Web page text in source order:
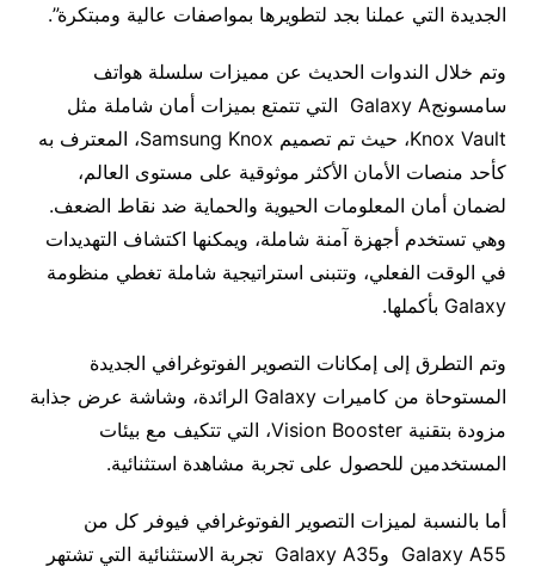
الجديدة التي عملنا بجد لتطويرها بمواصفات عالية ومبتكرة”.
وتم خلال الندوات الحديث عن مميزات سلسلة هواتف
سامسونجGalaxy A التي تتمتع بميزات أمان شاملة مثل
Knox Vault، حيث تم تصميم Samsung Knox، المعترف به
كأحد منصات الأمان الأكثر موثوقية على مستوى العالم،
لضمان أمان المعلومات الحيوية والحماية ضد نقاط الضعف.
وهي تستخدم أجهزة آمنة شاملة، ويمكنها اكتشاف التهديدات
في الوقت الفعلي، وتتبنى استراتيجية شاملة تغطي منظومة
Galaxy بأكملها.
وتم التطرق إلى إمكانات التصوير الفوتوغرافي الجديدة
المستوحاة من كاميرات Galaxy الرائدة، وشاشة عرض جذابة
مزودة بتقنية Vision Booster، التي تتكيف مع بيئات
المستخدمين للحصول على تجربة مشاهدة استثنائية.
أما بالنسبة لميزات التصوير الفوتوغرافي فيوفر كل من
Galaxy A55 وGalaxy A35 تجربة الاستثنائية التي تشتهر